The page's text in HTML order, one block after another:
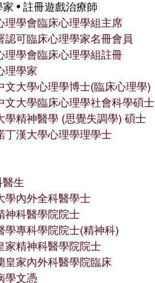
• 註冊遊戲治療師
心理學會臨床心理學組主席
署認可臨床心理學家名冊會員
心理學會臨床心理學組註冊
理學家
中文大學心理學博士(臨床心理學)
中文大學臨床心理學社會科學碩士
大學精神醫學 (思覺失調學) 碩士
諾丁漢大學心理學理學士
生
大學內外全科醫學士
精神科醫學院院士
醫學專科學院院士(精神科)
皇家精神科醫學院院士
蘭皇家內外科醫學院臨床
學文憑